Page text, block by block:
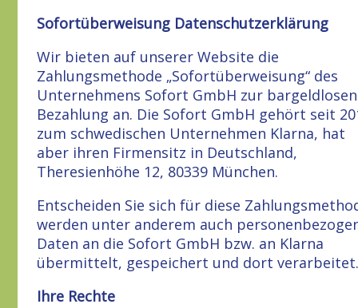
Sofortüberweisung Datenschutzerklärung
Wir bieten auf unserer Website die
Zahlungsmethode „Sofortüberweisung“ des
Unternehmens Sofort GmbH zur bargeldlosen
Bezahlung an. Die Sofort GmbH gehört seit
zum schwedischen Unternehmen Klarna, hat
aber ihren Firmensitz in Deutschland,
Theresienhöhe 12, 80339 München.
Entscheiden Sie sich für diese
werden unter anderem auch
Daten an die Sofort GmbH bzw. an Klarna
übermittelt, gespeichert und dort
Ihre Rechte